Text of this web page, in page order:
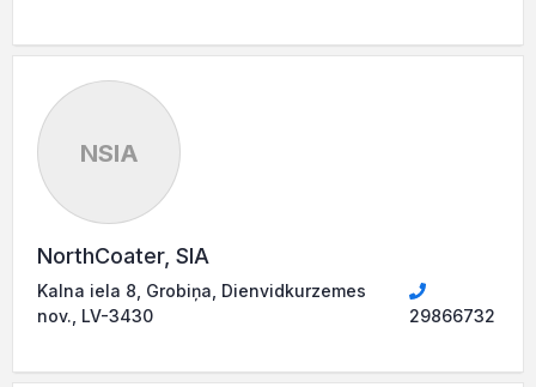
NSIA
NorthCoater, SIA
Kalna iela 8, Grobiņa, Dienvidkurzemes
nov., LV-3430
29866732